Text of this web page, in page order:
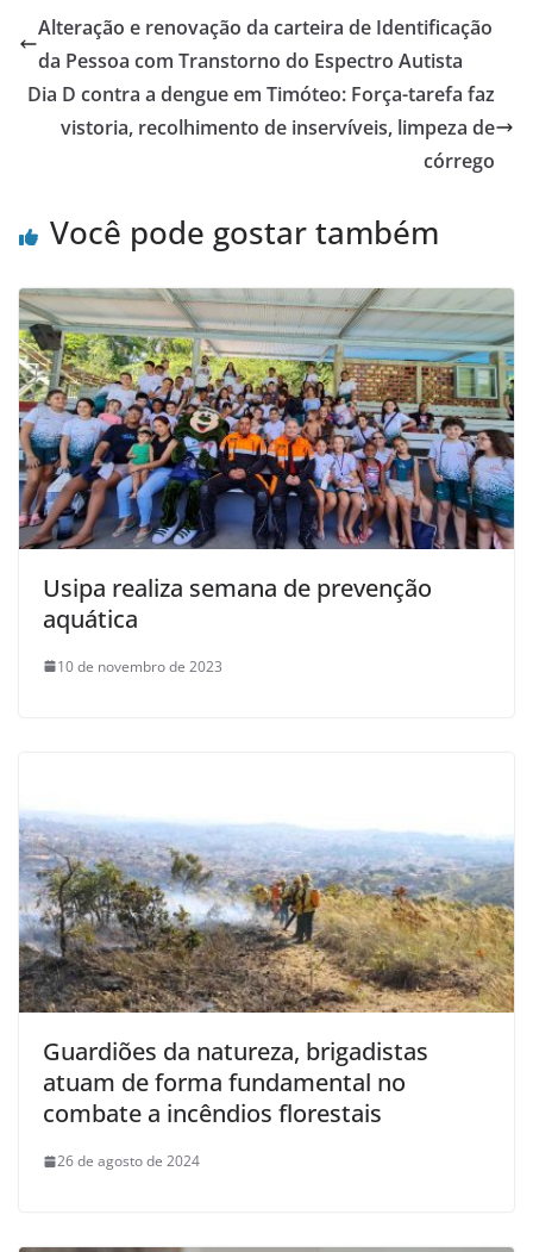
Alteração e renovação da carteira de Identificação
da Pessoa com Transtorno do Espectro Autista
Dia D contra a dengue em Timóteo: Força-tarefa faz
vistoria, recolhimento de inservíveis, limpeza de
córrego
Você pode gostar também
Usipa realiza semana de prevenção
aquática
10 de novembro de 2023
Guardiões da natureza, brigadistas
atuam de forma fundamental no
combate a incêndios florestais
26 de agosto de 2024